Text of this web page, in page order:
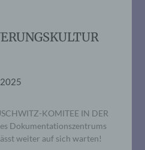
KOMITEE IN DER
Dokumentationszentrums
weiter auf sich warten!